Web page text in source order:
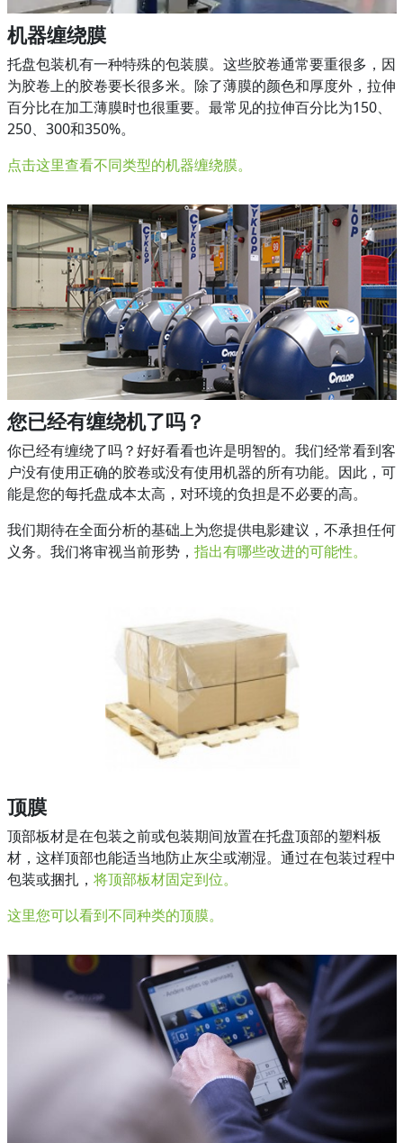
机器缠绕膜
托盘包装机有一种特殊的包装膜。这些胶卷通常要重很多，因
为胶卷上的胶卷要长很多米。除了薄膜的颜色和厚度外，拉伸
百分比在加工薄膜时也很重要。最常见的拉伸百分比为150、
250、300和350%。
点击这里查看不同类型的机器缠绕膜。
您已经有缠绕机了吗？
你已经有缠绕了吗？好好看看也许是明智的。我们经常看到客
户没有使用正确的胶卷或没有使用机器的所有功能。因此，可
能是您的每托盘成本太高，对环境的负担是不必要的高。
我们期待在全面分析的基础上为您提供电影建议，不承担任何
义务。我们将审视当前形势， 指出有哪些改进的可能性。
顶膜
顶部板材是在包装之前或包装期间放置在托盘顶部的塑料板
材，这样顶部也能适当地防止灰尘或潮湿。通过在包装过程中
包装或捆扎， 将顶部板材固定到位。
这里您可以看到不同种类的顶膜。